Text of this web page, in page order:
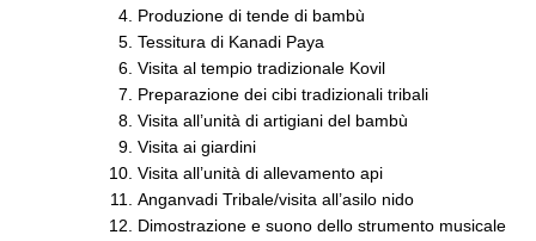
Produzione di tende di bambù
Tessitura di Kanadi Paya
Visita al tempio tradizionale Kovil
Preparazione dei cibi tradizionali tribali
Visita all’unità di artigiani del bambù
Visita ai giardini
Visita all’unità di allevamento api
Anganvadi Tribale/visita all’asilo nido
Dimostrazione e suono dello strumento musicale